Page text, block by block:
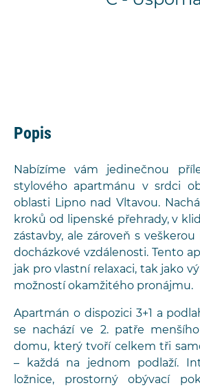
Popis
Nabízíme vám jedinečnou
stylového apartmánu v srdci
oblasti Lipno nad Vltavou.
kroků od lipenské přehrady, v
zástavby, ale zároveň s
docházkové vzdálenosti. Tento
jak pro vlastní relaxaci, tak jako
možností okamžitého pronájmu.
Apartmán o dispozici 3+1 a
se nachází ve 2. patře
domu, který tvoří celkem tři
– každá na jednom podlaží.
ložnice, prostorný obývací